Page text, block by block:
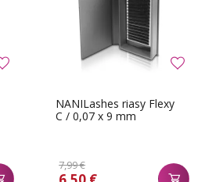
NANILashes riasy Flexy
C / 0,07 x 9 mm
7,99 €